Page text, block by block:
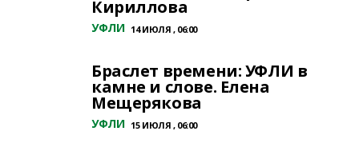
Кириллова
УФЛИ 14 ИЮЛЯ , 06:00
Браслет времени: УФЛИ в
камне и слове. Елена
Мещерякова
УФЛИ 15 ИЮЛЯ , 06:00